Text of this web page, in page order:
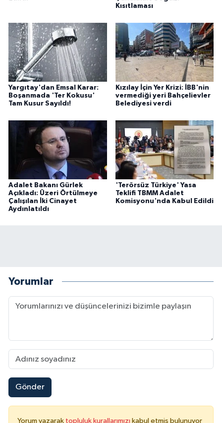
Kısıtlaması
Yargıtay'dan Emsal Karar:
Boşanmada 'Ter Kokusu'
Tam Kusur Sayıldı!
Kızılay İçin Yer Krizi: İBB'nin
vermediği yeri Bahçelievler
Belediyesi verdi
Adalet Bakanı Gürlek
Açıkladı: Üzeri Örtülmeye
Çalışılan İki Cinayet
Aydınlatıldı
'Terörsüz Türkiye' Yasa
Teklifi TBMM Adalet
Komisyonu'nda Kabul Edildi
Yorumlar
Gönder
Yorum yazarak topluluk kurallarımızı kabul etmiş bulunuyor